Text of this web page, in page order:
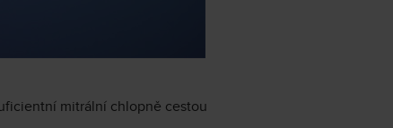
mitrální chlopně cestou